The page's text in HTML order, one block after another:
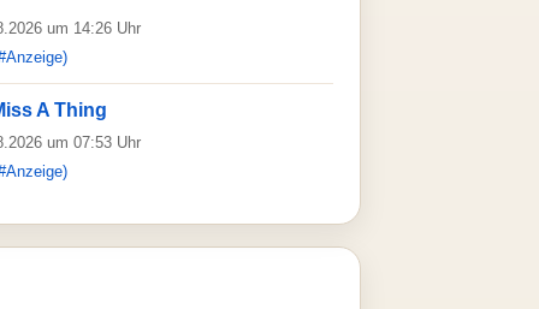
um 14:26 Uhr
A Thing
um 07:53 Uhr